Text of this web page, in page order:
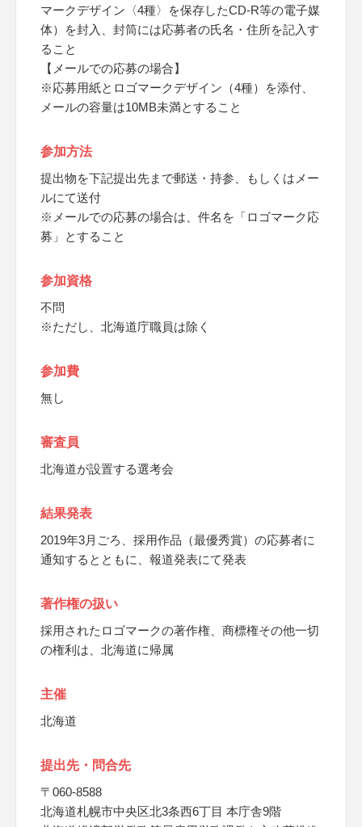
マークデザイン〈4種〉を保存したCD-R等の電子媒
体）を封入、封筒には応募者の氏名・住所を記入す
ること
【メールでの応募の場合】
※応募用紙とロゴマークデザイン（4種）を添付、
メールの容量は10MB未満とすること
参加方法
提出物を下記提出先まで郵送・持参、もしくはメー
ルにて送付
※メールでの応募の場合は、件名を「ロゴマーク応
募」とすること
参加資格
不問
※ただし、北海道庁職員は除く
参加費
無し
審査員
北海道が設置する選考会
結果発表
2019年3月ごろ、採用作品（最優秀賞）の応募者に
通知するとともに、報道発表にて発表
著作権の扱い
採用されたロゴマークの著作権、商標権その他一切
の権利は、北海道に帰属
主催
北海道
提出先・問合先
〒060-8588
北海道札幌市中央区北3条西6丁目 本庁舎9階